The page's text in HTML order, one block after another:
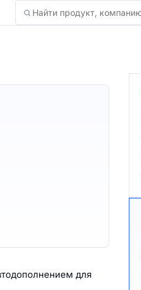
Найти
для